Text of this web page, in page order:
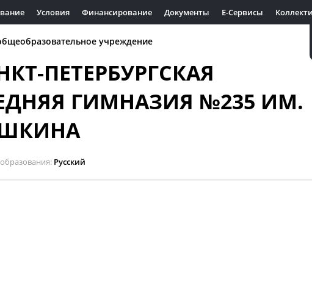
Условия Финансирование Документы Е-Сервисы
учреждение
ПЕТЕРБУРГСКАЯ
ГИМНАЗИЯ №235 ИМ.
Русский